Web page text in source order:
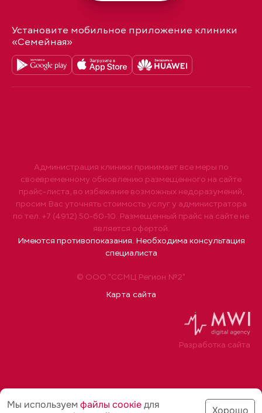
Установите мобильное приложение клиники
«Семейная»
© ООО "ССМЦ Регион №2"
Карта сайта
Администрация клиники принимает все меры по
своевременному обновлению размещенного на сайте
прайс-листа, во избежание возможных недоразумений,
просим Вас уточнять стоимость услуг у администратора
по тел. +7 (4912) 50-60-10. Размещенный прайс на сайте не
является офертой.
Имеются противопоказания. Необходима консультация
специалиста
Разработка сайта
Мы используем файлы соoкіедля
Хорошо